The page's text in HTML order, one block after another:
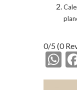
0/5 (0
h